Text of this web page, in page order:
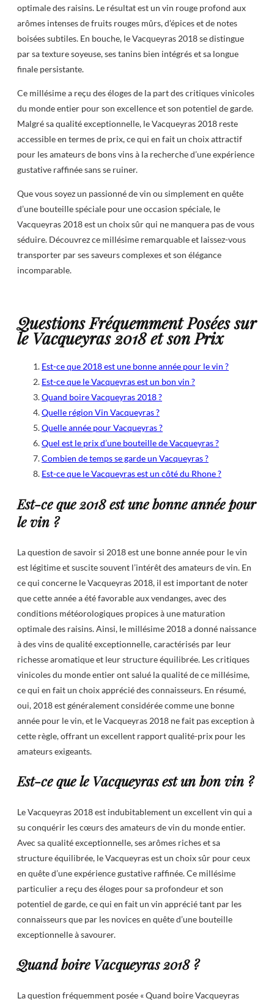
optimale des raisins. Le résultat est un vin rouge profond aux
arômes intenses de fruits rouges mûrs, d’épices et de notes
boisées subtiles. En bouche, le Vacqueyras 2018 se distingue
par sa texture soyeuse, ses tanins bien intégrés et sa longue
finale persistante.
Ce millésime a reçu des éloges de la part des critiques vinicoles
du monde entier pour son excellence et son potentiel de garde.
Malgré sa qualité exceptionnelle, le Vacqueyras 2018 reste
accessible en termes de prix, ce qui en fait un choix attractif
pour les amateurs de bons vins à la recherche d’une expérience
gustative raffinée sans se ruiner.
Que vous soyez un passionné de vin ou simplement en quête
d’une bouteille spéciale pour une occasion spéciale, le
Vacqueyras 2018 est un choix sûr qui ne manquera pas de vous
séduire. Découvrez ce millésime remarquable et laissez-vous
transporter par ses saveurs complexes et son élégance
incomparable.
Questions Fréquemment Posées sur
le Vacqueyras 2018 et son Prix
Est-ce que 2018 est une bonne année pour le vin ?
Est-ce que le Vacqueyras est un bon vin ?
Quand boire Vacqueyras 2018 ?
Quelle région Vin Vacqueyras ?
Quelle année pour Vacqueyras ?
Quel est le prix d’une bouteille de Vacqueyras ?
Combien de temps se garde un Vacqueyras ?
Est-ce que le Vacqueyras est un côté du Rhone ?
Est-ce que 2018 est une bonne année pour
le vin ?
La question de savoir si 2018 est une bonne année pour le vin
est légitime et suscite souvent l’intérêt des amateurs de vin. En
ce qui concerne le Vacqueyras 2018, il est important de noter
que cette année a été favorable aux vendanges, avec des
conditions météorologiques propices à une maturation
optimale des raisins. Ainsi, le millésime 2018 a donné naissance
à des vins de qualité exceptionnelle, caractérisés par leur
richesse aromatique et leur structure équilibrée. Les critiques
vinicoles du monde entier ont salué la qualité de ce millésime,
ce qui en fait un choix apprécié des connaisseurs. En résumé,
oui, 2018 est généralement considérée comme une bonne
année pour le vin, et le Vacqueyras 2018 ne fait pas exception à
cette règle, offrant un excellent rapport qualité-prix pour les
amateurs exigeants.
Est-ce que le Vacqueyras est un bon vin ?
Le Vacqueyras 2018 est indubitablement un excellent vin qui a
su conquérir les cœurs des amateurs de vin du monde entier.
Avec sa qualité exceptionnelle, ses arômes riches et sa
structure équilibrée, le Vacqueyras est un choix sûr pour ceux
en quête d’une expérience gustative raffinée. Ce millésime
particulier a reçu des éloges pour sa profondeur et son
potentiel de garde, ce qui en fait un vin apprécié tant par les
connaisseurs que par les novices en quête d’une bouteille
exceptionnelle à savourer.
Quand boire Vacqueyras 2018 ?
La question fréquemment posée « Quand boire Vacqueyras